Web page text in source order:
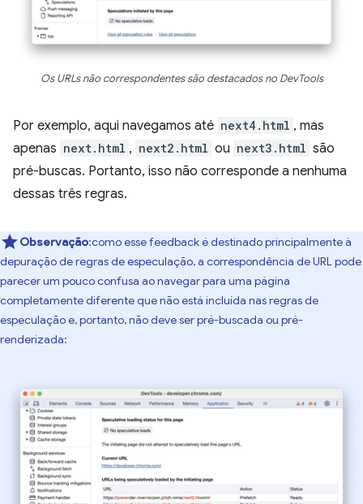
Os URLs não correspondentes são destacados no DevTools
Por exemplo, aqui navegamos até next4.html , mas
apenas next.html , next2.html ou next3.html são
pré-buscas. Portanto, isso não corresponde a nenhuma
dessas três regras.
Observação:como esse feedback é destinado principalmente à
depuração de regras de especulação, a correspondência de URL pode
parecer um pouco confusa ao navegar para uma página
completamente diferente que não está incluída nas regras de
especulação e, portanto, não deve ser pré-buscada ou pré-
renderizada: